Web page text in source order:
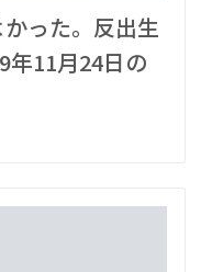
かった。反出生
年11月24日の